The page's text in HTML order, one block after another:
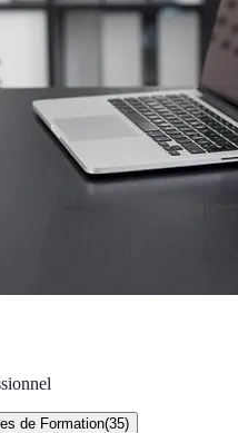
de Formation(35)